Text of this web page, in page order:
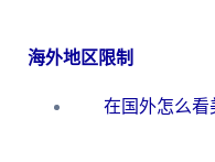
海外地区限制